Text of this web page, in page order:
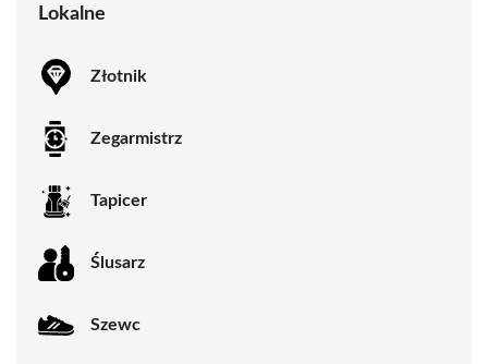
Lokalne
Złotnik
Zegarmistrz
Tapicer
Ślusarz
Szewc